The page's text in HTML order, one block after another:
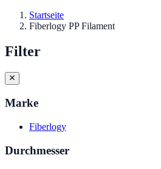
Startseite
Fiberlogy PP Filament
Filter
Marke
Fiberlogy
Durchmesser